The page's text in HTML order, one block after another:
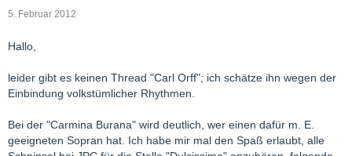
5. Februar 2012
Hallo,
leider gibt es keinen Thread "Carl Orff"; ich schätze ihn wegen der
Einbindung volkstümlicher Rhythmen.
Bei der "Carmina Burana" wird deutlich, wer einen dafür m. E.
geeigneten Sopran hat. Ich habe mir mal den Spaß erlaubt, alle